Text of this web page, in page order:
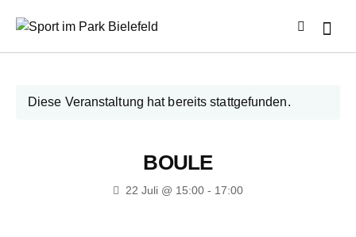
Diese Veranstaltung hat bereits stattgefunden.
BOULE
22 Juli @ 15:00 - 17:00